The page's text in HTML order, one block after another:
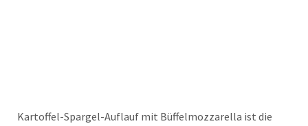
Kartoffel-Spargel-Auflauf mit Büffelmozzarella ist die